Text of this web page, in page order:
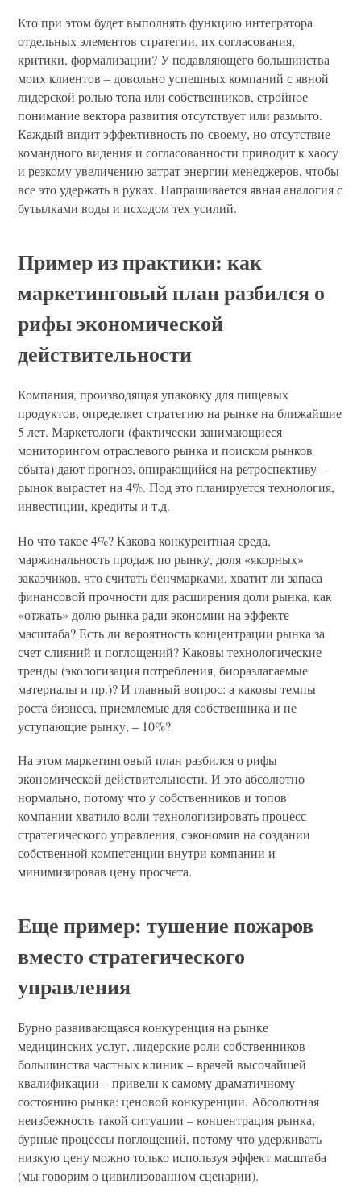
Кто при этом будет выполнять функцию интегратора
отдельных элементов стратегии, их согласования,
критики, формализации? У подавляющего большинства
моих клиентов – довольно успешных компаний с явной
лидерской ролью топа или собственников, стройное
понимание вектора развития отсутствует или размыто.
Каждый видит эффективность по-своему, но отсутствие
командного видения и согласованности приводит к хаосу
и резкому увеличению затрат энергии менеджеров, чтобы
все это удержать в руках. Напрашивается явная аналогия с
бутылками воды и исходом тех усилий.
Пример из практики: как
маркетинговый план разбился о
рифы экономической
действительности
Компания, производящая упаковку для пищевых
продуктов, определяет стратегию на рынке на ближайшие
5 лет. Маркетологи (фактически занимающиеся
мониторингом отраслевого рынка и поиском рынков
сбыта) дают прогноз, опирающийся на ретроспективу –
рынок вырастет на 4%. Под это планируется технология,
инвестиции, кредиты и т.д.
Но что такое 4%? Какова конкурентная среда,
маржинальность продаж по рынку, доля «якорных»
заказчиков, что считать бенчмарками, хватит ли запаса
финансовой прочности для расширения доли рынка, как
«отжать» долю рынка ради экономии на эффекте
масштаба? Есть ли вероятность концентрации рынка за
счет слияний и поглощений? Каковы технологические
тренды (экологизация потребления, биоразлагаемые
материалы и пр.)? И главный вопрос: а каковы темпы
роста бизнеса, приемлемые для собственника и не
уступающие рынку, – 10%?
На этом маркетинговый план разбился о рифы
экономической действительности. И это абсолютно
нормально, потому что у собственников и топов
компании хватило воли технологизировать процесс
стратегического управления, сэкономив на создании
собственной компетенции внутри компании и
минимизировав цену просчета.
Еще пример: тушение пожаров
вместо стратегического
управления
Бурно развивающаяся конкуренция на рынке
медицинских услуг, лидерские роли собственников
большинства частных клиник – врачей высочайшей
квалификации – привели к самому драматичному
состоянию рынка: ценовой конкуренции. Абсолютная
неизбежность такой ситуации – концентрация рынка,
бурные процессы поглощений, потому что удерживать
низкую цену можно только используя эффект масштаба
(мы говорим о цивилизованном сценарии).